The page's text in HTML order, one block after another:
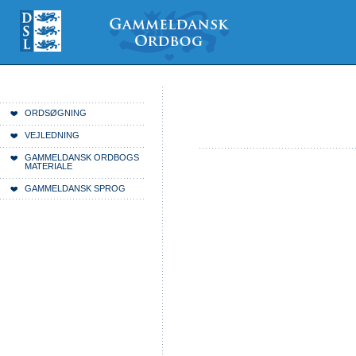
indhold
Videre
værktøjer
ORDSØGNING
VEJLEDNING
GAMMELDANSK ORDBOGS
MATERIALE
GAMMELDANSK SPROG